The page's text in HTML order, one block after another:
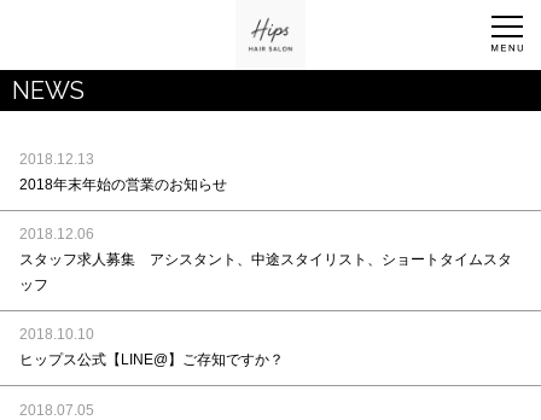
NEWS
2018.12.13
2018年末年始の営業のお知らせ
2018.12.06
スタッフ求人募集 アシスタント、中途スタイリスト、ショートタイムスタ
ッフ
2018.10.10
ヒップス公式【LINE@】ご存知ですか？
2018.07.05